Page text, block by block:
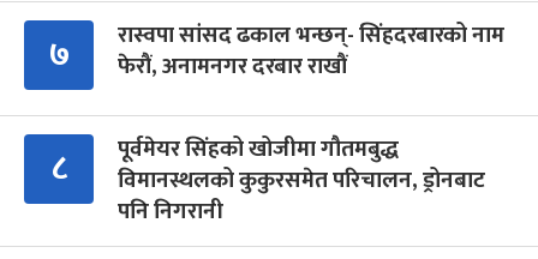
७
रास्वपा सांसद ढकाल भन्छन्- सिंहदरबारको नाम
फेरौं, अनामनगर दरबार राखौं
८
पूर्वमेयर सिंहको खोजीमा गौतमबुद्ध
विमानस्थलको कुकुरसमेत परिचालन, ड्रोनबाट
पनि निगरानी